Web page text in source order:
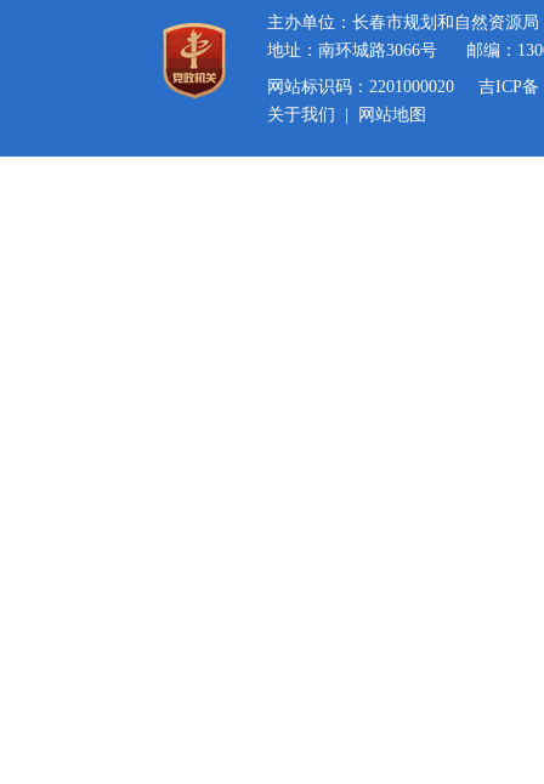
主办单位：长春市规划和自然资源局
地址：南环城路3066号
邮编：
网站标识码：2201000020
吉ICP备
关于我们
网站地图